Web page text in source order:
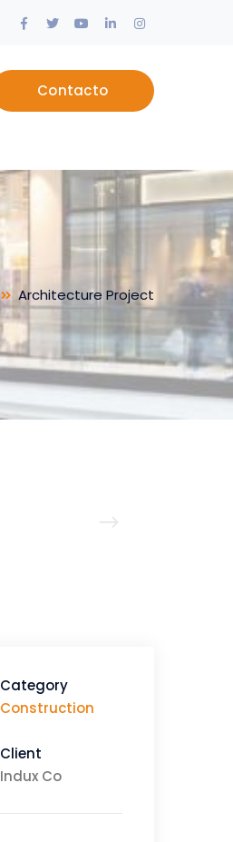
Facebook
TwitterYoutube
LinkedInInstagram
Contacto
Architecture Project
Category
Construction
Client
Indux Co